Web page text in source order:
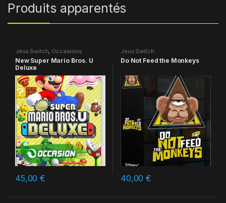
Produits apparentés
Jeux Switch, Occasions
New Super Mario Bros. U
Deluxe
45,00€
Jeux Switch
Do Not Feed the Monkeys
40,00€